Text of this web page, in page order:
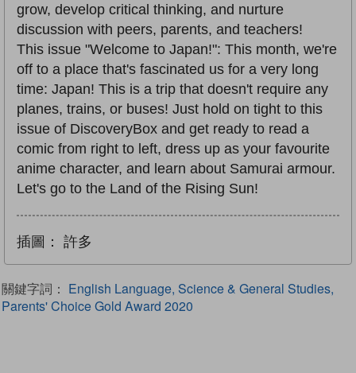
grow, develop critical thinking, and nurture
discussion with peers, parents, and teachers!
This issue "Welcome to Japan!": This month, we're
off to a place that's fascinated us for a very long
time: Japan! This is a trip that doesn't require any
planes, trains, or buses! Just hold on tight to this
issue of DiscoveryBox and get ready to read a
comic from right to left, dress up as your favourite
anime character, and learn about Samurai armour.
Let's go to the Land of the Rising Sun!
插圖： 許多
關鍵字詞： English Language, Science & General Studies,
Parents' Choice Gold Award 2020